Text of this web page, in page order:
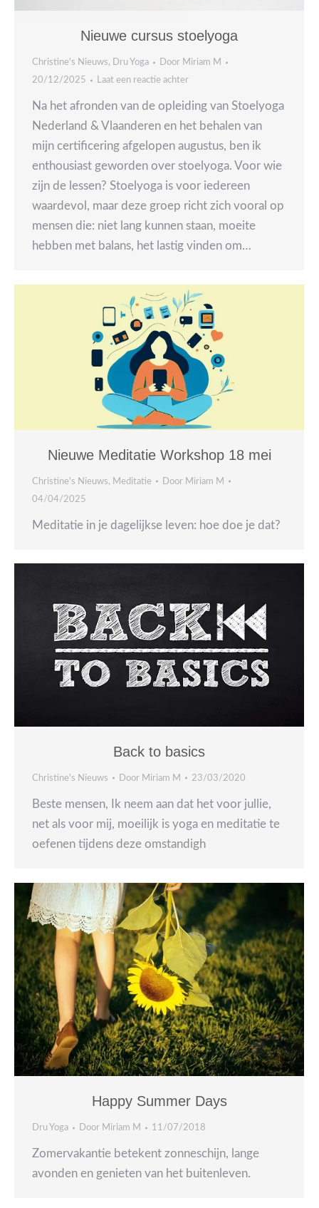
Nieuwe cursus stoelyoga
Christine's Nieuws, Dru Yoga Door Miriam M
20/12/2025
Laat een reactie achter
Na het afronden van de opleiding van Stoelyoga
Nederland & Vlaanderen en het behalen van
mijn certificering afgelopen augustus, ben ik
enthousiast geworden over stoelyoga. Voor wie
zijn de lessen? Stoelyoga is voor iedereen
waardevol, maar deze groep richt zich vooral op
mensen die: niet lang kunnen staan, moeite
hebben met balans, het lastig vinden om…
Nieuwe Meditatie Workshop 18 mei
Christine's Nieuws, Meditatie Door Miriam M
04/04/2025
Meditatie in je dagelijkse leven: hoe doe je dat?
Back to basics
Christine's Nieuws Door Miriam M 23/03/2020
Beste mensen, Ik neem aan dat het voor jullie,
net als voor mij, moeilijk is yoga en meditatie te
oefenen tijdens deze omstandigh
Happy Summer Days
Dru Yoga Door Miriam M 11/07/2018
Zomervakantie betekent zonneschijn, lange
avonden en genieten van het buitenleven.